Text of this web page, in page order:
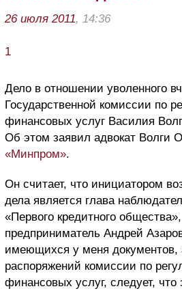
26 июля 2011, 14:36
1
Дело в отношении уволенного
Государственной комиссии по
финансовых услуг Василия
Об этом заявил адвокат Волги
«Минпром».
Он считает, что инициатором
дела является глава
«Первого кредитного
предприниматель Андрей
имеющихся у меня документов,
распоряжений комиссии по
финансовых услуг, следует,